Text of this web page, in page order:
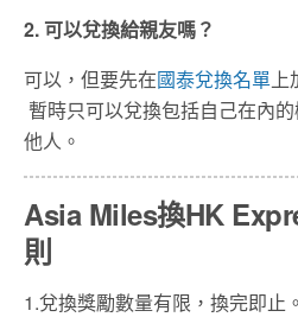
2. 可以兌換給親友嗎？
可以，但要先在國泰兌換名單
暫時只可以兌換包括自己在內
他人。
Asia Miles換HK
則
1.兌換獎勵數量有限，換完即止。